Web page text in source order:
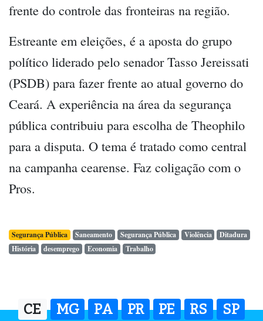
frente do controle das fronteiras na região.
Estreante em eleições, é a aposta do grupo
político liderado pelo senador Tasso Jereissati
(PSDB) para fazer frente ao atual governo do
Ceará. A experiência na área da segurança
pública contribuiu para escolha de Theophilo
para a disputa. O tema é tratado como central
na campanha cearense. Faz coligação com o
Pros.
Segurança Pública Saneamento Segurança Pública Violência
Ditadura
História
desemprego Economia Trabalho
CE MG PA PR PE RS SP